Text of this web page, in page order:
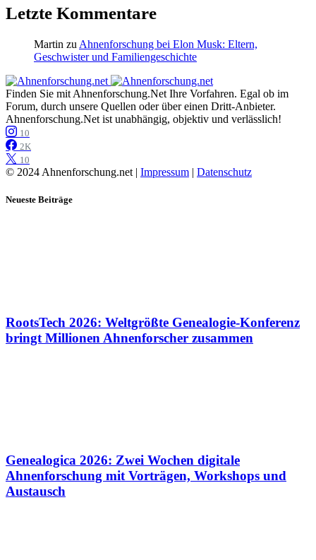
Letzte Kommentare
Martin zu Ahnenforschung bei Elon Musk: Eltern,
Geschwister und Familiengeschichte
Finden Sie mit Ahnenforschung.Net Ihre Vorfahren. Egal ob im
Forum, durch unsere Quellen oder über einen Dritt-Anbieter.
Ahnenforschung.Net ist unabhängig, objektiv und verlässlich!
10
2K
10
© 2024 Ahnenforschung.net | Impressum | Datenschutz
Neueste Beiträge
RootsTech 2026: Weltgrößte Genealogie-Konferenz
bringt Millionen Ahnenforscher zusammen
Genealogica 2026: Zwei Wochen digitale
Ahnenforschung mit Vorträgen, Workshops und
Austausch